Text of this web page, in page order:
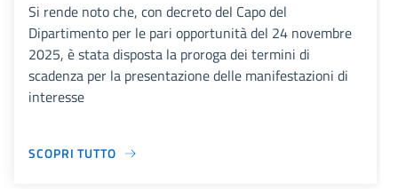
Si rende noto che, con decreto del Capo del
Dipartimento per le pari opportunità del 24 novembre
2025, è stata disposta la proroga dei termini di
scadenza per la presentazione delle manifestazioni di
interesse
SCOPRI TUTTO